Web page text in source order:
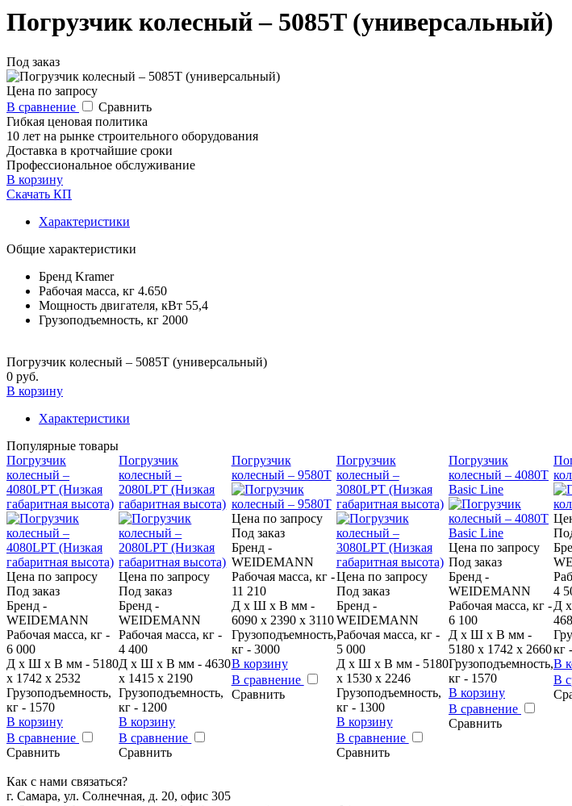
Погрузчик колесный – 5085T (универсальный)
Под заказ
Цена по запросу
В сравнение
Сравнить
Гибкая ценовая политика
10 лет на рынке строительного оборудования
Доставка в кротчайшие сроки
Профессиональное обслуживание
В корзину
Скачать КП
Характеристики
Общие характеристики
Бренд Kramer
Рабочая масса, кг 4.650
Мощность двигателя, кВт 55,4
Грузоподъемность, кг 2000
Погрузчик колесный – 5085T (универсальный)
0 руб.
В корзину
Характеристики
Популярные товары
Погрузчик
колесный –
4080LPT (Низкая
габаритная высота)
Цена по запросу
Под заказ
Бренд -
WEIDEMANN
Рабочая масса, кг -
6 000
Д x Ш x В мм - 5180
x 1742 x 2532
Грузоподъемность,
кг - 1570
В корзину
В сравнение
Сравнить
Погрузчик
колесный –
2080LPT (Низкая
габаритная высота)
Цена по запросу
Под заказ
Бренд -
WEIDEMANN
Рабочая масса, кг -
4 400
Д x Ш x В мм - 4630
x 1415 x 2190
Грузоподъемность,
кг - 1200
В корзину
В сравнение
Сравнить
Погрузчик
колесный – 9580T
Цена по запросу
Под заказ
Бренд -
WEIDEMANN
Рабочая масса, кг -
11 210
Д x Ш x В мм -
6090 x 2390 x 3110
Грузоподъемность,
кг - 3000
В корзину
В сравнение
Сравнить
Погрузчик
колесный –
3080LPT (Низкая
габаритная высота)
Цена по запросу
Под заказ
Бренд -
WEIDEMANN
Рабочая масса, кг -
5 000
Д x Ш x В мм - 5180
x 1530 x 2246
Грузоподъемность,
кг - 1300
В корзину
В сравнение
Сравнить
Погрузчик
колесный – 4080T
Basic Line
Цена по запросу
Под заказ
Бренд -
WEIDEMANN
Рабочая масса, кг -
6 100
Д x Ш x В мм -
5180 x 1742 x 2660
Грузоподъемность,
кг - 1570
В корзину
В сравнение
Сравнить
4
Д
кг
В
В
Как с нами связаться?
г. Самара, ул. Солнечная, д. 20, офис 305